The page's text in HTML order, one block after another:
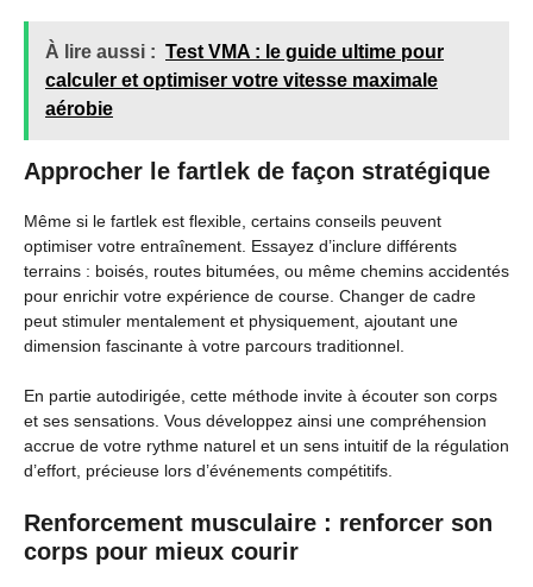
À lire aussi : Test VMA : le guide ultime pour
calculer et optimiser votre vitesse maximale
aérobie
Approcher le fartlek de façon stratégique
Même si le fartlek est flexible, certains conseils peuvent
optimiser votre entraînement. Essayez d’inclure différents
terrains : boisés, routes bitumées, ou même chemins accidentés
pour enrichir votre expérience de course. Changer de cadre
peut stimuler mentalement et physiquement, ajoutant une
dimension fascinante à votre parcours traditionnel.
En partie autodirigée, cette méthode invite à écouter son corps
et ses sensations. Vous développez ainsi une compréhension
accrue de votre rythme naturel et un sens intuitif de la régulation
d’effort, précieuse lors d’événements compétitifs.
Renforcement musculaire : renforcer son
corps pour mieux courir